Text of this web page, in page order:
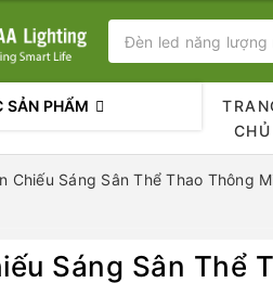
SẢN PHẨM
CHỦ
Chiếu Sáng Sân Thể Thao Thông
Sáng Sân Thể